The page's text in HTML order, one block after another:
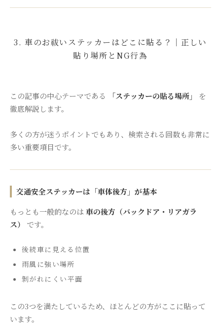
3. 車のお祓いステッカーはどこに貼る？｜正しい
貼り場所とNG行為
この記事の中心テーマである 「ステッカーの貼る場所」
を
徹底解説します。
多くの方が迷うポイントでもあり、検索される回数も非常に
多い重要項目です。
交通安全ステッカーは「車体後方」が基本
もっとも一般的なのは 車の後方（バックドア・リアガラ
ス）
です。
後続車に見える位置
雨風に強い場所
剝がれにくい平面
この3つを満たしているため、ほとんどの方がここに貼って
います。